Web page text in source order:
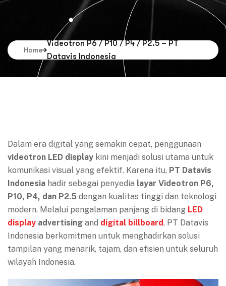
Home
Videotron P6 / P10 / P4 / P2.5 – PT
Datavis Indonesia
Dalam era digital yang semakin cepat, penggunaan
videotron LED display kini menjadi solusi utama untuk
komunikasi visual yang efektif. Karena itu, PT Datavis
Indonesia hadir sebagai penyedia layar Videotron P6,
P10, P4, dan P2.5 dengan kualitas tinggi dan teknologi
modern. Melalui pengalaman panjang di bidang LED
display advertising and digital billboard, PT Datavis
Indonesia berkomitmen untuk menghadirkan solusi
tampilan yang menarik, tajam, dan efisien untuk seluruh
wilayah Indonesia.